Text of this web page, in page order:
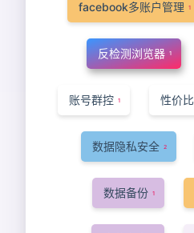
facebook多账户管理 1
反检测浏览器 1
账号群控 1 性价比
数据隐私安全 2
数据备份 1